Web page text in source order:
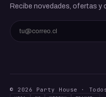
Recibe novedades, ofertas y
© 2026 Party House ·